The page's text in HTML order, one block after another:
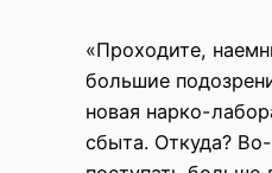
«Проходите,
большие
новая нарко-
сбыта. Откуда?